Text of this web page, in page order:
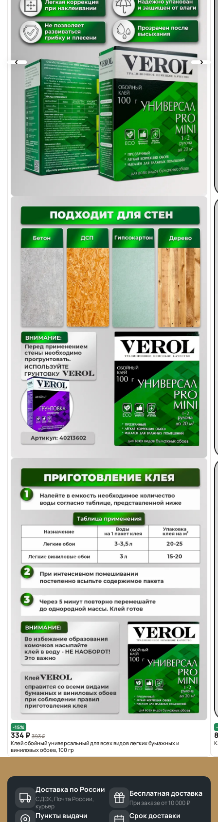
-15%
334 ₽ 393 ₽
Клей обойный универсальный для всех видов легких бумажных и
виниловых обоев, 100 гр
Доставка по России
СДЭК, Почта России,
курьер
Бесплатная доставка
При заказе от 10 000 ₽
Пункты выдачи Срок доставки